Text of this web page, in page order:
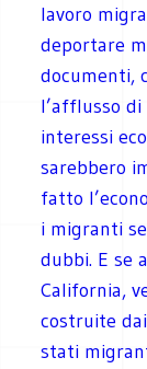
lavoro
deportare
documenti,
l’afflusso
interessi
sarebbero
fatto
i migranti
dubbi. E se
California,
costruite
stati